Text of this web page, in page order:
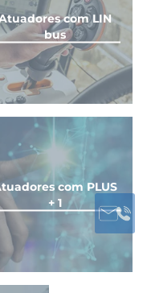
com LIN
bus
com PLUS
+ 1